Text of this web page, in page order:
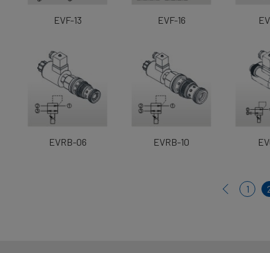
EVF-13 EVF-16
EVRB-06 EVRB-10
1